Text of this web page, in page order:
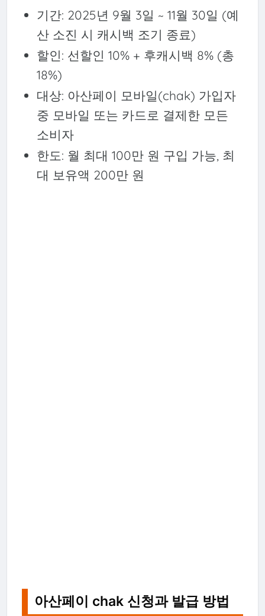
기간: 2025년 9월 3일 ~ 11월 30일 (예
산 소진 시 캐시백 조기 종료)
할인: 선할인 10% + 후캐시백 8% (총
18%)
대상: 아산페이 모바일(chak) 가입자
중 모바일 또는 카드로 결제한 모든
소비자
한도: 월 최대 100만 원 구입 가능, 최
대 보유액 200만 원
아산페이 chak 신청과 발급 방법